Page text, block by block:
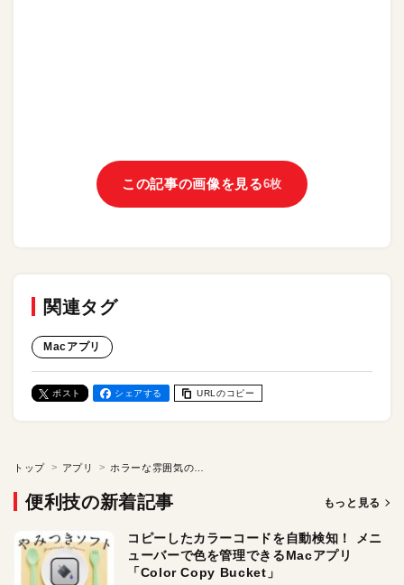
この記事の画像を見る6枚
関連タグ
Macアプリ
ポスト シェアする URLのコピー
トップ アプリ
便利技の新着記事 もっと見る
コピーしたカラーコードを自動検知！ メニ
ューバーで色を管理できるMacアプリ
「Color Copy Bucket」